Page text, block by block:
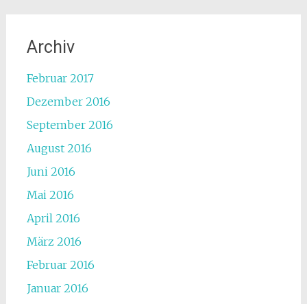
Archiv
Februar 2017
Dezember 2016
September 2016
August 2016
Juni 2016
Mai 2016
April 2016
März 2016
Februar 2016
Januar 2016